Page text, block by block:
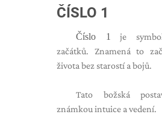
ČÍSLO 1
Číslo 1
je
začátků. Znamená to
života bez starostí a bojů.
Tato božská
známkou intuice a vedení.